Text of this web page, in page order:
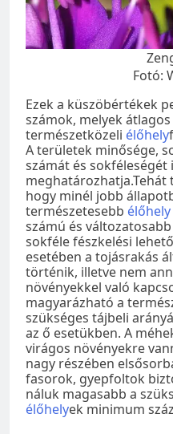
Fotó:
Ezek a küszöbértékek
számok, melyek
természetközeli élőhely
A területek minősége,
számát és sokféleségét
hogy minél jobb
természetesebb élőhely
számú és
sokféle fészkelési
esetében a tojásrakás
történik, illetve nem
növényekkel való
magyarázható a
szükséges tájbeli
az ő esetükben. A
virágos növényekre
nagy részében
fasorok, gyepfoltok
náluk magasabb a
élőhelyek minimum